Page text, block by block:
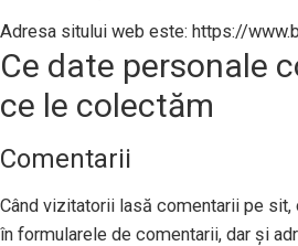
Adresa sitului web este: https://
Ce date personale
ce le colectăm
Comentarii
Când vizitatorii lasă comentarii pe
în formularele de comentarii, dar și